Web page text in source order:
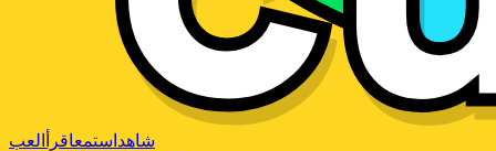
شاهد استمعاقرأ
العب